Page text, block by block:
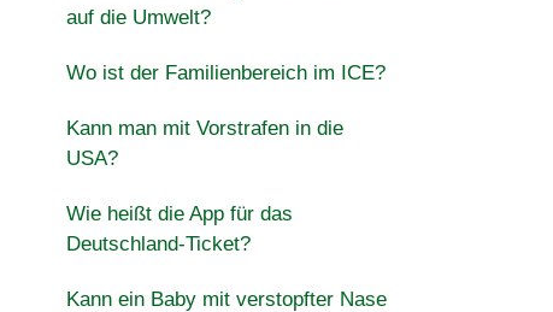
auf die Umwelt?
Wo ist der Familienbereich im ICE?
Kann man mit Vorstrafen in die
USA?
Wie heißt die App für das
Deutschland-Ticket?
Kann ein Baby mit verstopfter Nase